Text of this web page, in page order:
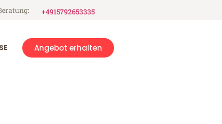
+4915792653335
Angebot erhalten